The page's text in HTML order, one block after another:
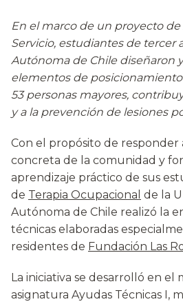
En el marco de un proyecto
Servicio, estudiantes de tercer
Autónoma de Chile diseñaron
elementos de
53 personas mayores,
y a la prevención de lesiones
Con el propósito de responder
concreta de la comunidad y
aprendizaje práctico de sus
de Terapia Ocupacional de la
Autónoma de Chile realizó la
técnicas elaboradas
residentes de Fundación Las
La iniciativa se desarrolló en el
asignatura Ayudas Técnicas I,